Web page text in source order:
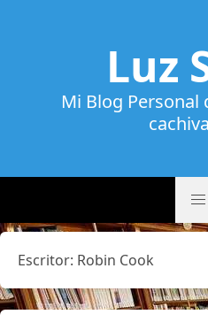
Luz
Mi Blog Personal
Escritor: Robin Cook